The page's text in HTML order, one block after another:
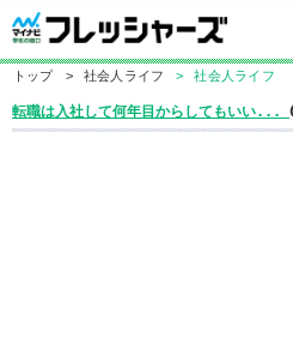
トップ > 社会人ライフ > 社会人ライフ
転職は入社して何年目からしてもいい...